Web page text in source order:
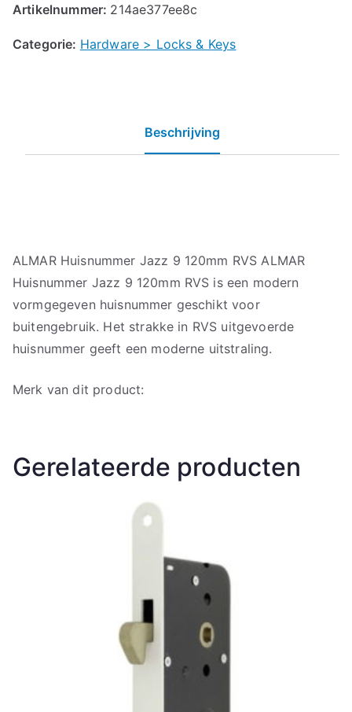
Artikelnummer: 214ae377ee8c
Categorie: Hardware > Locks & Keys
Beschrijving
ALMAR Huisnummer Jazz 9 120mm RVS ALMAR
Huisnummer Jazz 9 120mm RVS is een modern
vormgegeven huisnummer geschikt voor
buitengebruik. Het strakke in RVS uitgevoerde
huisnummer geeft een moderne uitstraling.
Merk van dit product:
Gerelateerde producten